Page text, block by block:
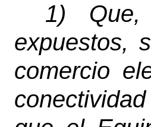
1) Que,
expuestos,
comercio